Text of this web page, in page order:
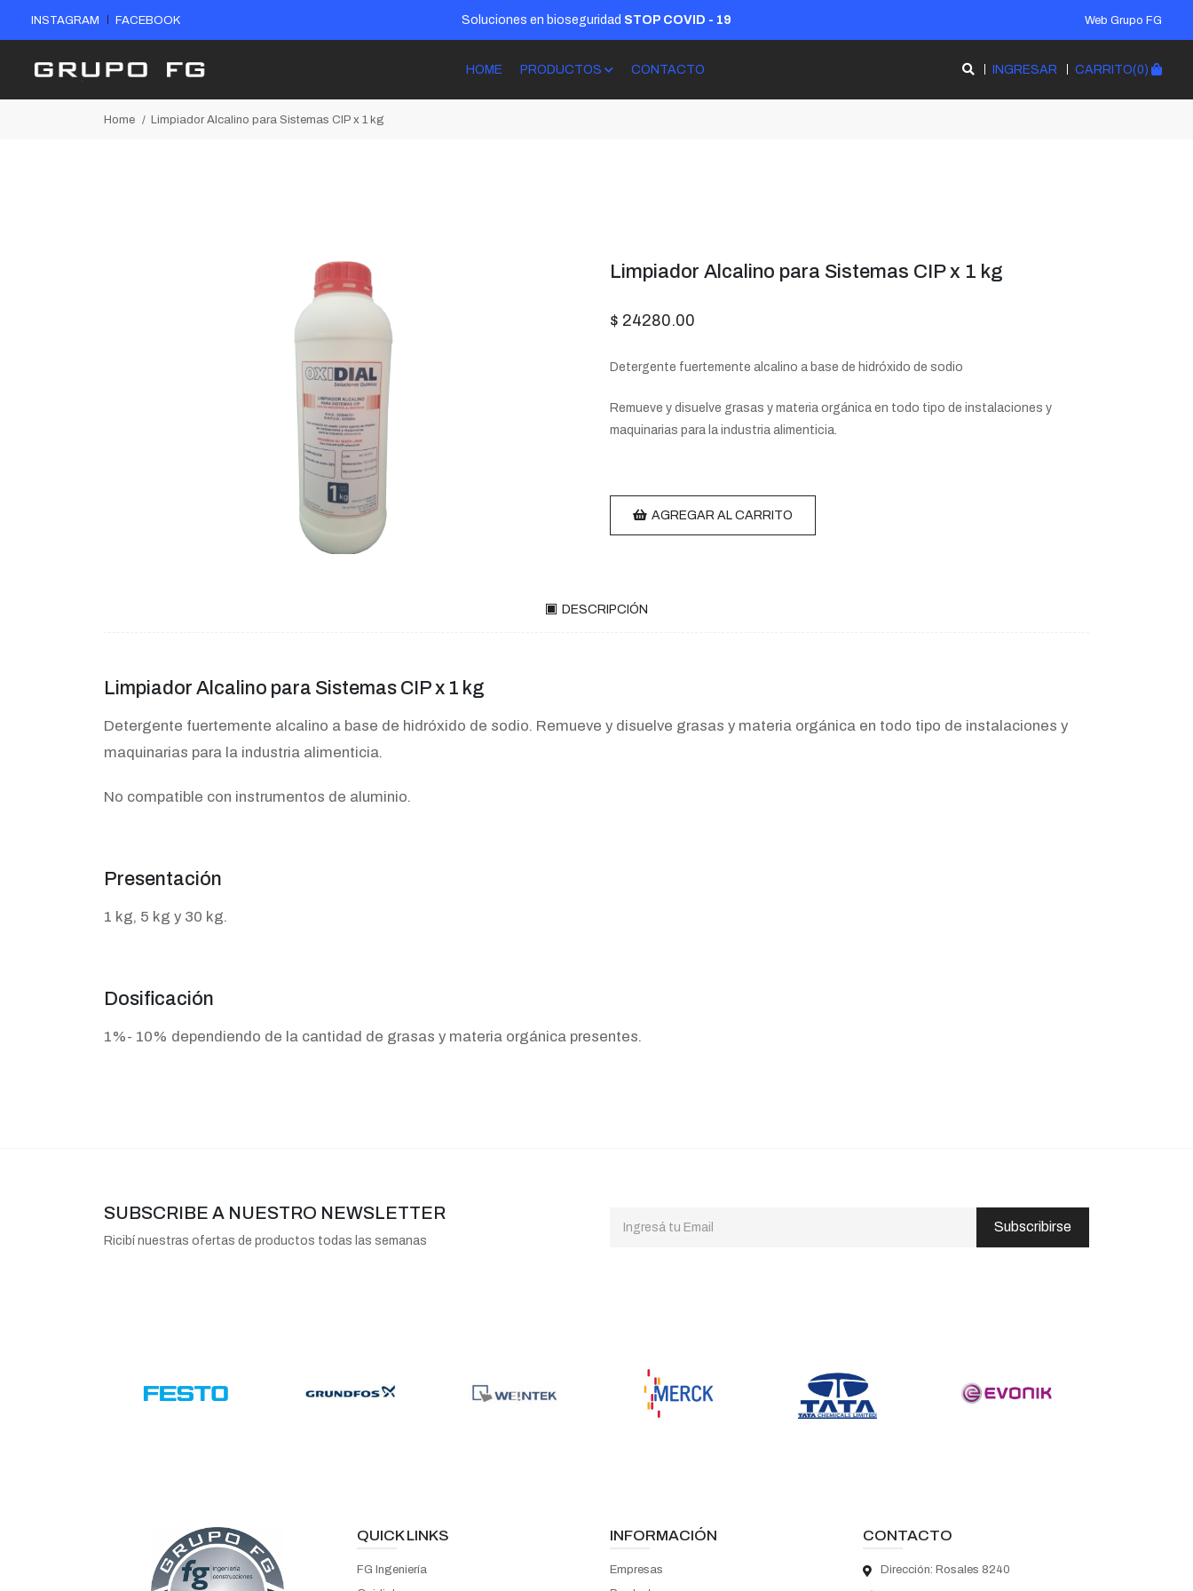
INSTAGRAM FACEBOOK Soluciones en bioseguridad STOP COVID - 19 Web Grupo FG
HOME PRODUCTOS CONTACTO INGRESAR CARRITO(0)
Home Limpiador Alcalino para Sistemas CIP x 1 kg
Limpiador Alcalino para Sistemas CIP x 1 kg
$ 24280.00
Detergente fuertemente alcalino a base de hidróxido de sodio
Remueve y disuelve grasas y materia orgánica en todo tipo de instalaciones y
maquinarias para la industria alimenticia.
AGREGAR AL CARRITO
DESCRIPCIÓN
Limpiador Alcalino para Sistemas CIP x 1 kg
Detergente fuertemente alcalino a base de hidróxido de sodio. Remueve y disuelve grasas y materia orgánica en todo tipo de instalaciones y
maquinarias para la industria alimenticia.
No compatible con instrumentos de aluminio.
Presentación
1 kg, 5 kg y 30 kg.
Dosificación
1%- 10% dependiendo de la cantidad de grasas y materia orgánica presentes.
SUBSCRIBE A NUESTRO NEWSLETTER
Ricibí nuestras ofertas de productos todas las semanas
Subscribirse
QUICK LINKS
FG Ingeniería
INFORMACIÓN
Empresas
CONTACTO
Dirección: Rosales 8240